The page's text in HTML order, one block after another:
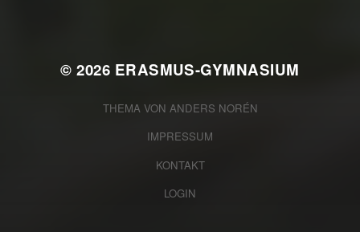
© 2026 ERASMUS-GYMNASIUM
THEMA VON ANDERS NORÉN
IMPRESSUM
KONTAKT
LOGIN